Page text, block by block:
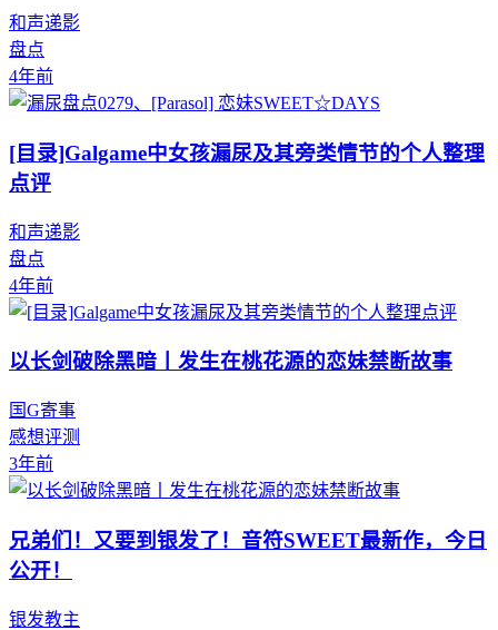
和声递影
盘点
4年前
[目录]Galgame中女孩漏尿及其旁类情节的个人整理
点评
和声递影
盘点
4年前
以长剑破除黑暗丨发生在桃花源的恋妹禁断故事
国G寄事
感想评测
3年前
兄弟们！又要到银发了！音符SWEET最新作，今日
公开！
银发教主